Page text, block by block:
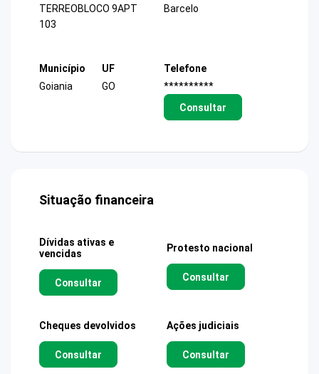
TERREOBLOCO 9APT
103
Barcelo
Município
Goiania
UF
GO
Telefone
**********
Consultar
Situação financeira
Dívidas ativas e
vencidas
Consultar
Protesto nacional
Consultar
Cheques devolvidos
Consultar
Ações judiciais
Consultar